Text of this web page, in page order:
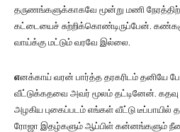
தருணங்களுக்காகவே மூன்று மணி
கட்டையைச் சுற்றிக்கொண்டிருப்பேன்.
வாய்க்கு மட்டும் வரவே இல்லை.
எனக்காய் வரன் பார்த்த தரகரிடம் தனியே
வீட்டுக்கதவை அவர் மூலம் தட்டினேன். கதவு
அழகிய புகைப்படம் எங்கள் வீட்டு டீப்பாயில்
ரோஜா இதழ்களும் ஆப்பிள் கன்னங்களும்